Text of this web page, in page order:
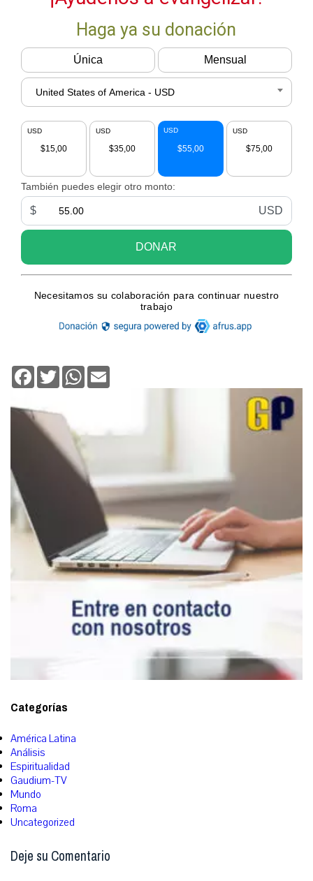
Facebook
TwitterWhatsApp
Categorías
América Latina
Análisis
Espiritualidad
Gaudium-TV
Mundo
Roma
Uncategorized
Deje su Comentario